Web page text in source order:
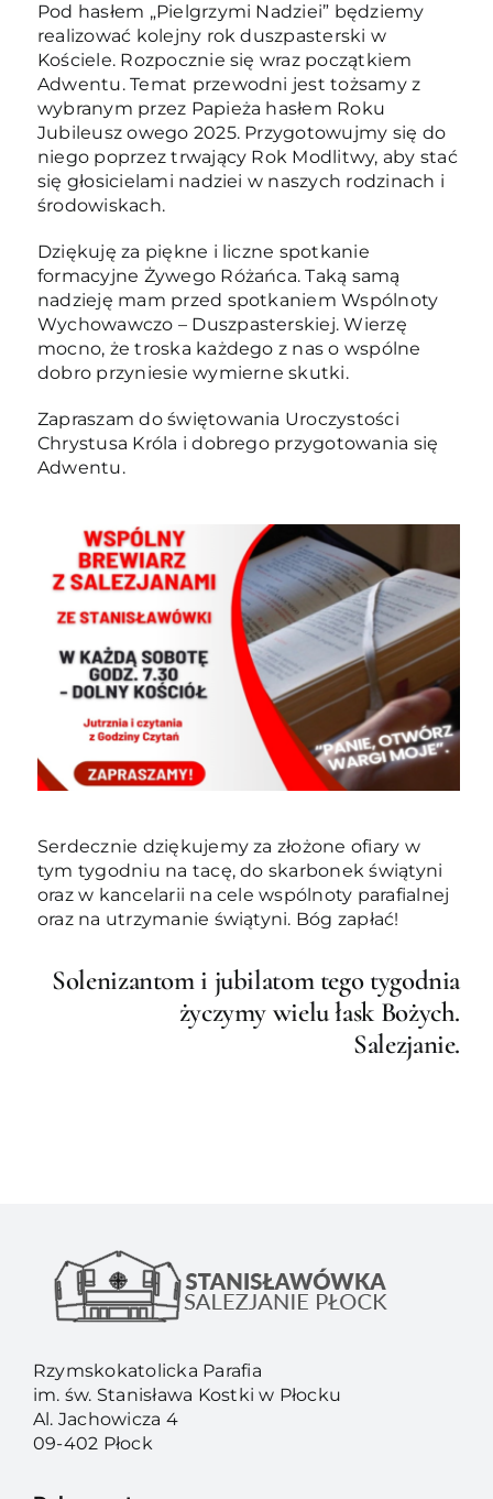
Pod hasłem „Pielgrzymi Nadziei” będziemy
realizować kolejny rok duszpasterski w
Kościele. Rozpocznie się wraz początkiem
Adwentu. Temat przewodni jest tożsamy z
wybranym przez Papieża hasłem Roku
Jubileusz owego 2025. Przygotowujmy się do
niego poprzez trwający Rok Modlitwy, aby stać
się głosicielami nadziei w naszych rodzinach i
środowiskach.
Dziękuję za piękne i liczne spotkanie
formacyjne Żywego Różańca. Taką samą
nadzieję mam przed spotkaniem Wspólnoty
Wychowawczo – Duszpasterskiej. Wierzę
mocno, że troska każdego z nas o wspólne
dobro przyniesie wymierne skutki.
Zapraszam do świętowania Uroczystości
Chrystusa Króla i dobrego przygotowania się
Adwentu.
Serdecznie dziękujemy za złożone ofiary w
tym tygodniu na tacę, do skarbonek świątyni
oraz w kancelarii na cele wspólnoty parafialnej
oraz na utrzymanie świątyni. Bóg zapłać!
Solenizantom i jubilatom tego tygodnia
życzymy wielu łask Bożych.
Salezjanie.
Rzymskokatolicka Parafia
im. św. Stanisława Kostki w Płocku
Al. Jachowicza 4
09-402 Płock